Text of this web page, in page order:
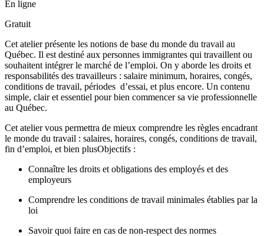
En ligne
Gratuit
Cet atelier présente les notions de base du monde du travail au
Québec. Il est destiné aux personnes immigrantes qui travaillent ou
souhaitent intégrer le marché de l’emploi. On y aborde les droits et
responsabilités des travailleurs : salaire minimum, horaires, congés,
conditions de travail, périodes d’essai, et plus encore. Un contenu
simple, clair et essentiel pour bien commencer sa vie professionnelle
au Québec.
Cet atelier vous permettra de mieux comprendre les règles encadrant
le monde du travail : salaires, horaires, congés, conditions de travail,
fin d’emploi, et bien plusObjectifs :
Connaître les droits et obligations des employés et des
employeurs
Comprendre les conditions de travail minimales établies par la
loi
Savoir quoi faire en cas de non-respect des normes